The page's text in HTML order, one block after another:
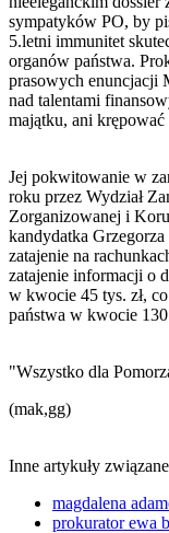
sympatyków PO, by
5.letni immunitet
organów państwa.
prasowych enuncjacji
nad talentami
majątku, ani
Jej pokwitowanie w
roku przez Wydział
Zorganizowanej i
kandydatka
zatajenie na
zatajenie informacji o
w kwocie 45 tys. zł,
państwa w kwocie 130
"Wszystko dla
(mak,gg)
Inne artykuły
magdalena
prokurator ewa